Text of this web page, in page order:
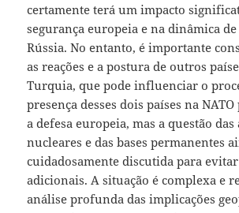
certamente terá um impacto
segurança europeia e na dinâmica
Rússia. No entanto, é importante
as reações e a postura de outros
Turquia, que pode influenciar o
presença desses dois países na
a defesa europeia, mas a questão das
nucleares e das bases permanentes
cuidadosamente discutida para
adicionais. A situação é complexa e
análise profunda das implicações